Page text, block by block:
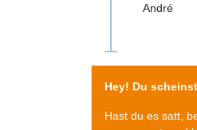
André
Hey! Du
Hast du es satt,